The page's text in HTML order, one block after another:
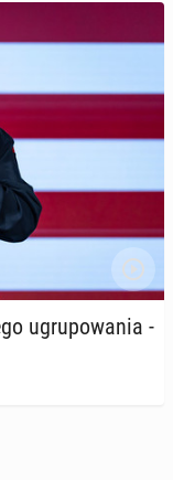
ugru­po­wa­nia -